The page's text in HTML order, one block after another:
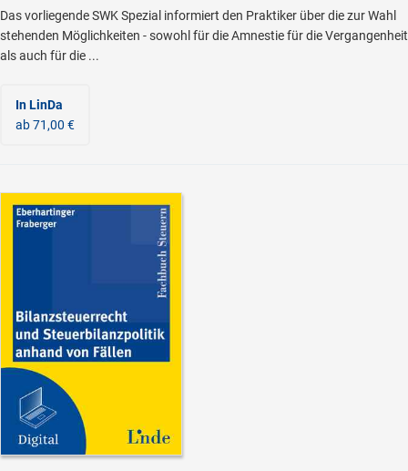
Das vorliegende SWK Spezial informiert den Praktiker über die zur Wahl
stehenden Möglichkeiten - sowohl für die Amnestie für die Vergangenheit
als auch für die ...
In LinDa
ab 71,00 €